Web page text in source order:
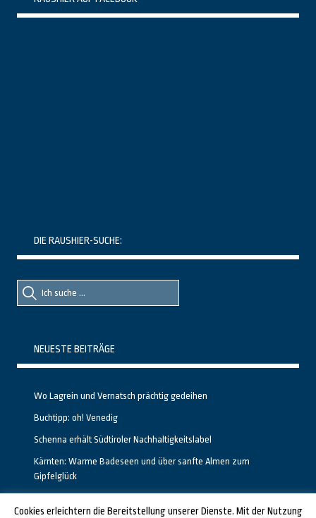
DIE RAUSHIER-SUCHE:
Suche
nach::
Suche
nach:
NEUESTE BEITRÄGE
Wo Lagrein und Vernatsch prächtig gedeihen
Buchtipp: oh! Venedig
Schenna erhält Südtiroler Nachhaltigkeitslabel
Kärnten: Warme Badeseen und über sanfte Almen zum
Gipfelglück
Cookies erleichtern die Bereitstellung unserer Dienste. Mit der Nutzung